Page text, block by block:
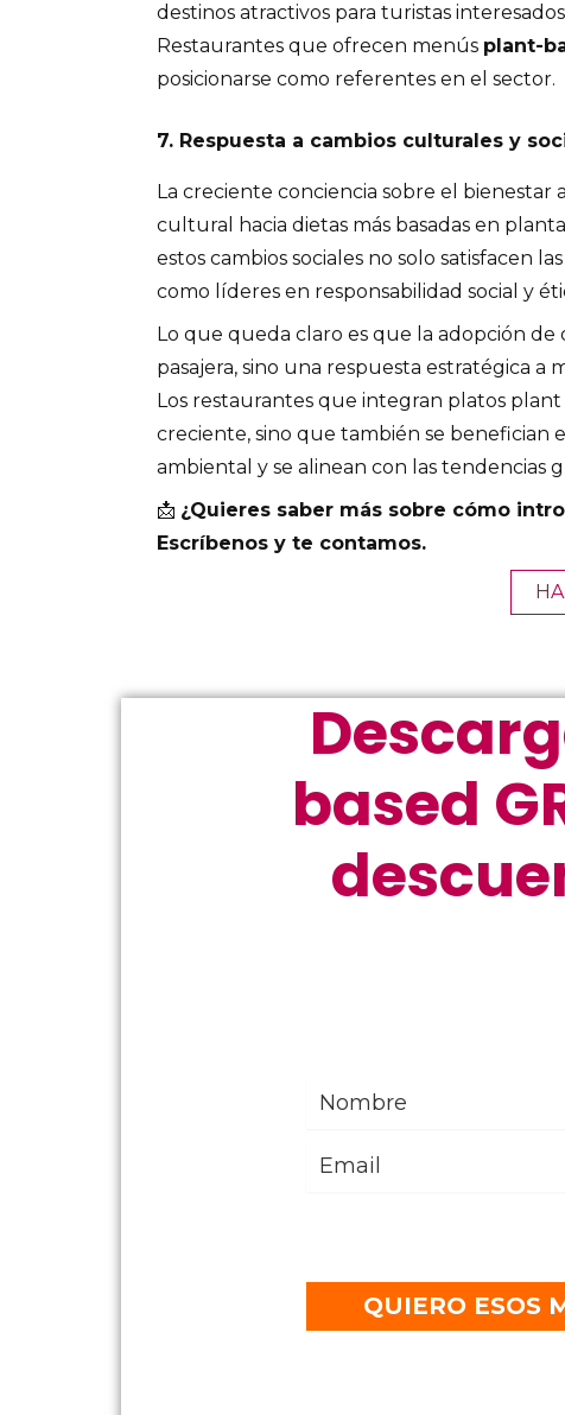
destinos atractivos para turistas
Restaurantes que ofrecen menús plant-
posicionarse como referentes en el sector. ​
7. Respuesta a cambios culturales y
La creciente conciencia sobre el
cultural hacia dietas más basadas en
estos cambios sociales no solo satisfacen
como líderes en responsabilidad social y
Lo que queda claro es que la adopción de
pasajera, sino una respuesta estratégica
Los restaurantes que integran platos
creciente, sino que también se benefician
ambiental y se alinean con las tendencias
📩 ¿Quieres saber más sobre cómo
Escríbenos y te contamos.
based
QUIERO ESOS